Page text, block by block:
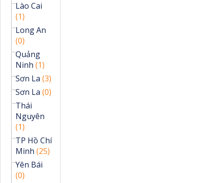
Lào Cai
(1)
Long An
(0)
Quảng
Ninh (1)
Sơn La (3)
Sơn La (0)
Thái
Nguyên
(1)
TP Hồ Chí
Minh (25)
Yên Bái
(0)